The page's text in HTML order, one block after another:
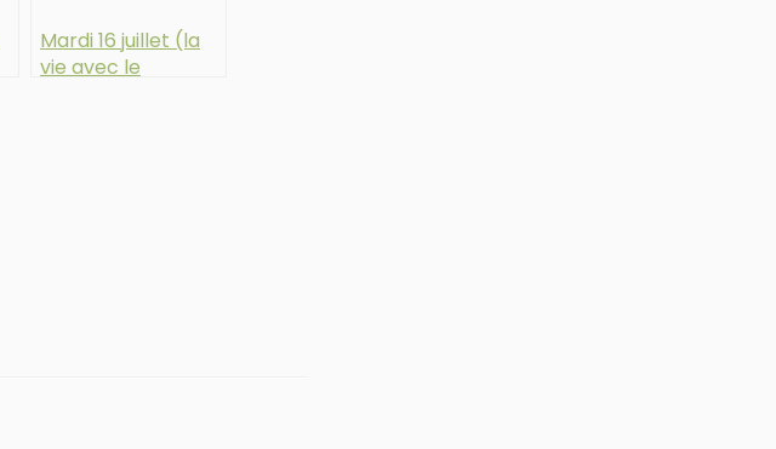
Mardi 16 juillet (la
vie avec le